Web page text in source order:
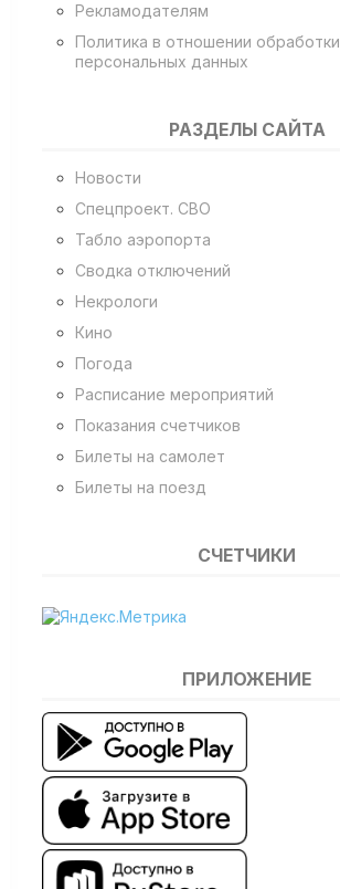
Рекламодателям
Политика в отношении обработки
персональных данных
РАЗДЕЛЫ САЙТА
Новости
Спецпроект. СВО
Табло аэропорта
Сводка отключений
Некрологи
Кино
Погода
Расписание мероприятий
Показания счетчиков
Билеты на самолет
Билеты на поезд
СЧЕТЧИКИ
ПРИЛОЖЕНИЕ